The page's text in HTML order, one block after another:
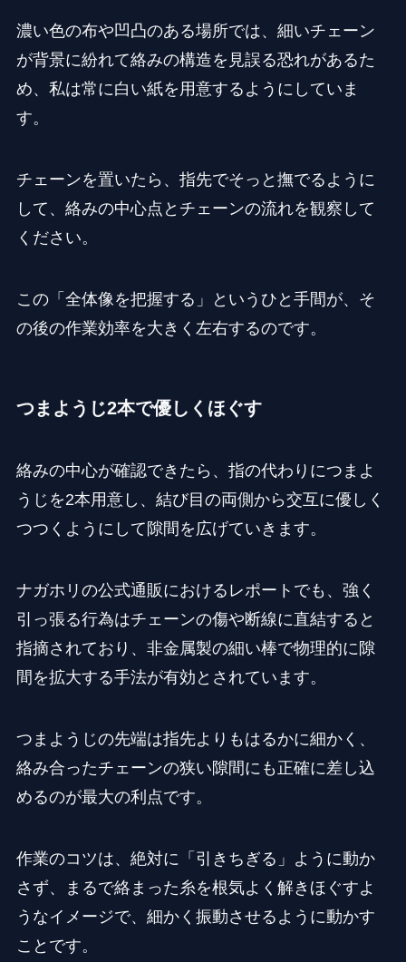
濃い色の布や凹凸のある場所では、細いチェーン
が背景に紛れて絡みの構造を見誤る恐れがあるた
め、私は常に白い紙を用意するようにしていま
す。
チェーンを置いたら、指先でそっと撫でるように
して、絡みの中心点とチェーンの流れを観察して
ください。
この「全体像を把握する」というひと手間が、そ
の後の作業効率を大きく左右するのです。
つまようじ2本で優しくほぐす
絡みの中心が確認できたら、指の代わりにつまよ
うじを2本用意し、結び目の両側から交互に優しく
つつくようにして隙間を広げていきます。
ナガホリの公式通販におけるレポートでも、強く
引っ張る行為はチェーンの傷や断線に直結すると
指摘されており、非金属製の細い棒で物理的に隙
間を拡大する手法が有効とされています。
つまようじの先端は指先よりもはるかに細かく、
絡み合ったチェーンの狭い隙間にも正確に差し込
めるのが最大の利点です。
作業のコツは、絶対に「引きちぎる」ように動か
さず、まるで絡まった糸を根気よく解きほぐすよ
うなイメージで、細かく振動させるように動かす
ことです。